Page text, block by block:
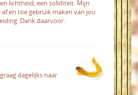
lichtheid, een soliditeit. Mijn
af en toe gebruik maken van jou
Dank daarvoor.
dagelijks naar